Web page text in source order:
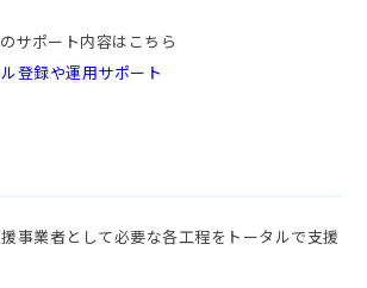
サポート内容はこちら
登録や運用サポート
事業者として必要な各工程をトータルで支援